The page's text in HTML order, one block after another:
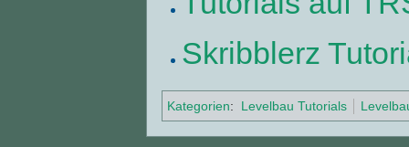
Skribblerz
Kategorien: Levelbau Tutorials